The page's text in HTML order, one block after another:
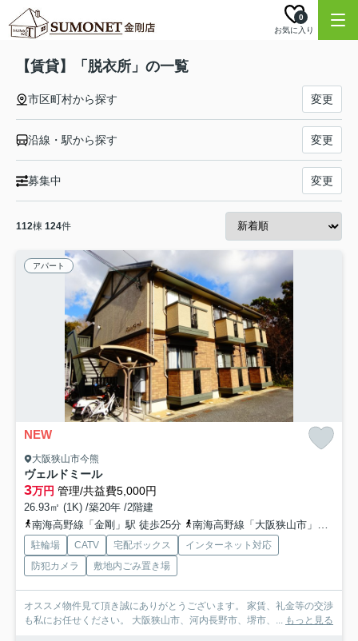
お気に入り
0
【賃貸】「脱衣所」の一覧
市区町村から探す 変更
沿線・駅から探す 変更
募集中 変更
112棟 124件
アパート
NEW
大阪狭山市今熊
ヴェルドミール
3万円 管理/共益費5,000円
26.93㎡ (1K) /築20年 /2階建
南海高野線「金剛」駅 徒歩25分
南海高野線「大阪狭山市」駅 徒歩28分
駐輪場 CATV 宅配ボックス
インターネット対応
防犯カメラ
敷地内ごみ置き場
オススメ物件見て頂き誠にありがとうございます。 家賃、礼金等の交渉
も私にお任せください。 大阪狭山市、河内長野市、堺市、... もっと見る